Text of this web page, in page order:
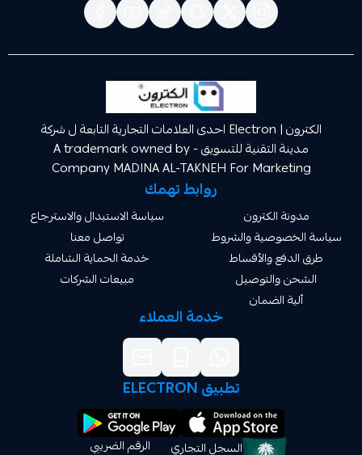
الكترون | Electron احدى العلامات التجارية التابعة ل شركة
مدينة التقنية للتسويق A trademark owned by -
Company MADINA AL-TAKNEH For
روابط تهمك
والشروط
والأقساط
والتوصيل
سياسة الاستبدال والاسترجاع
خدمة الحماية الشاملة
مبيعات الشركات
خدمة العملاء
السجل التجاري
الرقم الضريبي